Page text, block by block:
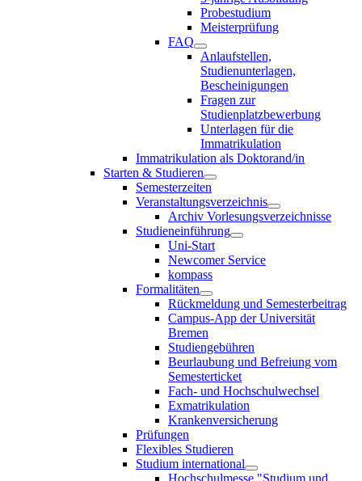
Probestudium
Meisterprüfung
FAQ
Anlaufstellen,
Studienunterlagen,
Bescheinigungen
Fragen zur
Studienplatzbewerbung
Unterlagen für die
Immatrikulation
Immatrikulation als Doktorand/in
Starten & Studieren
Semesterzeiten
Veranstaltungsverzeichnis
Archiv Vorlesungsverzeichnisse
Studieneinführung
Uni-Start
Newcomer Service
kompass
Formalitäten
Rückmeldung und Semesterbeitrag
Campus-App der Universität
Bremen
Studiengebühren
Beurlaubung und Befreiung vom
Semesterticket
Fach- und Hochschulwechsel
Exmatrikulation
Krankenversicherung
Prüfungen
Flexibles Studieren
Studium international
Hochschulmesse "Studium und